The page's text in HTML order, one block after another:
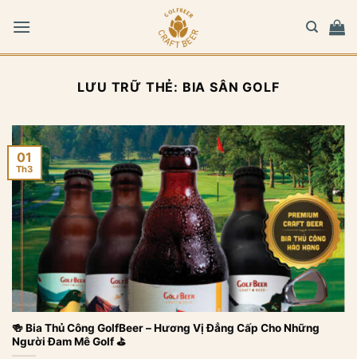
qua
LƯU TRỮ THẺ: BIA SÂN GOLF
🍻 Bia Thủ Công GolfBeer – Hương Vị Đẳng Cấp Cho Những
Người Đam Mê Golf ⛳
01
Th3